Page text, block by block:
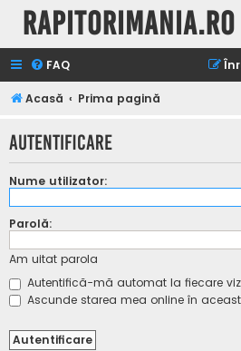
Rapitorimania.ro
FAQ
Acasă Prima pagină
Autentificare
Nume utilizator:
Parolă:
Am uitat parola
Autentifică-mă automat la fiecare
Ascunde starea mea online în